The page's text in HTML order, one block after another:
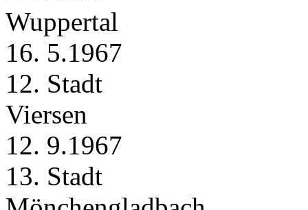
Wuppertal
16. 5.1967
12. Stadt
Viersen
12. 9.1967
13. Stadt